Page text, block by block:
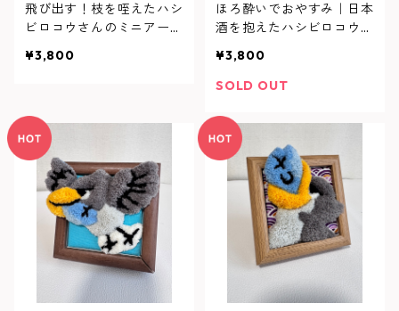
飛び出す！枝を咥えたハシ
ビロコウさんのミニアート
¥3,800
ほろ酔いでおやすみ｜日本
酒を抱えたハシビロコウの
¥3,800
SOLD OUT